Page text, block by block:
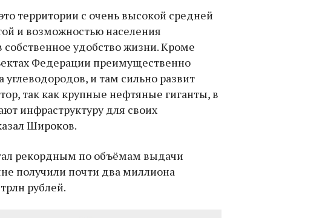
территории с очень высокой средней
и возможностью населения
собственное удобство жизни. Кроме
Федерации преимущественно
углеводородов, и там сильно развит
так как крупные нефтяные гиганты, в
инфраструктуру для своих
Широков.
рекордным по объёмам выдачи
получили почти два миллиона
рублей.